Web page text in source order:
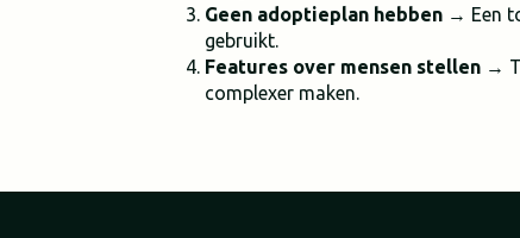
Geen adoptieplan hebben → Een
gebruikt.
Features over mensen stellen →
complexer maken.